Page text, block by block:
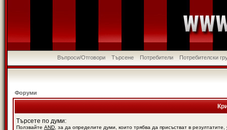
Въпроси/Отговори Търсене Потребители Потребителски
Форуми
Търсете по думи:
Ползвайте AND , за да определите думи, които трябва да присъстват в резултатите,